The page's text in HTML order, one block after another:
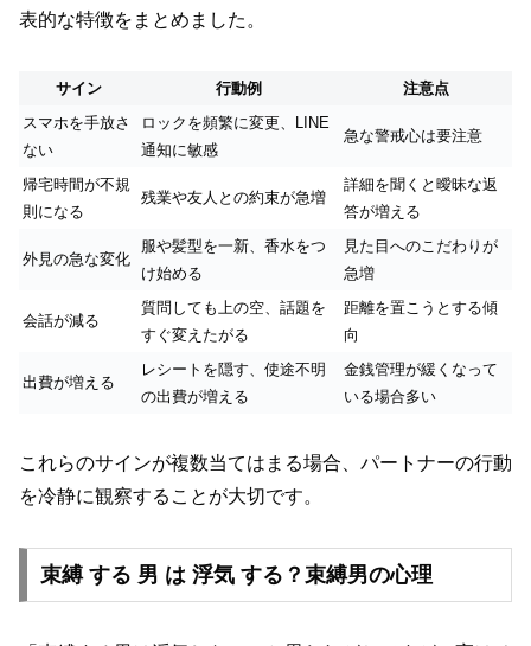
表的な特徴をまとめました。
サイン 行動例
注意点
スマホを手放さ
ない
ロックを頻繁に変更、LINE
通知に敏感
急な警戒心は要注意
帰宅時間が不規
則になる
残業や友人との約束が急増
詳細を聞くと曖昧な返
答が増える
外見の急な変化
服や髪型を一新、香水をつ
け始める
見た目へのこだわりが
急増
会話が減る
質問しても上の空、話題を
すぐ変えたがる
距離を置こうとする傾
向
出費が増える
レシートを隠す、使途不明
の出費が増える
金銭管理が緩くなって
いる場合多い
これらのサインが複数当てはまる場合、パートナーの行動
を冷静に観察することが大切です。
束縛 する 男 は 浮気 する？束縛男の心理